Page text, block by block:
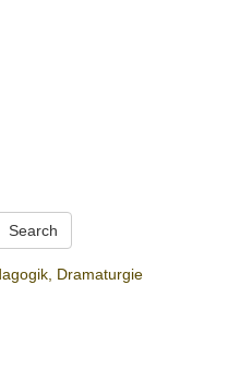
Dramaturgie